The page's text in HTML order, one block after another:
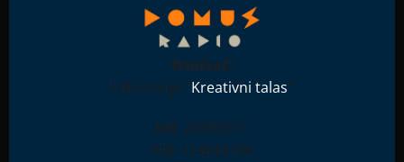
Osnivač:
Udruženje "Kreativni talas"
MB: 28396511
PIB: 114944708